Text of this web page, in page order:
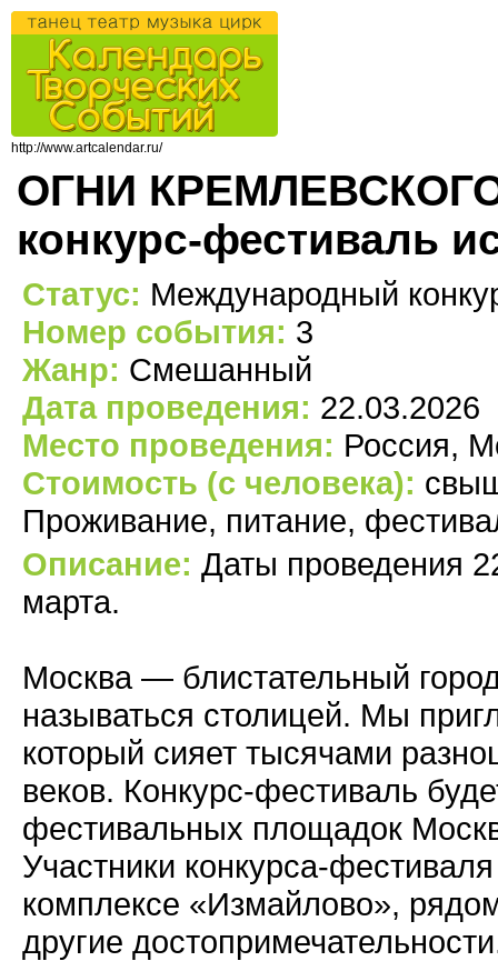
http://www.artcalendar.ru/
ОГНИ
конкурс-фестиваль
Статус: Международный
Номер события: 3
Жанр: Смешанный
Дата проведения: 22.03.2026
Место проведения: Россия,
Стоимость (с человека):
Проживание, питание,
Описание: Даты проведения
марта.
Москва — блистательный
называться столицей. Мы
который сияет тысячами
веков. Конкурс-фестиваль
фестивальных площадок
Участники конкурса-
комплексе «Измайлово»,
другие